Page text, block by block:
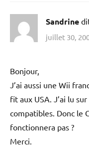
Sandrine
juillet 30,
Bonjour,
J’ai aussi une Wii
fit aux USA. J’ai lu
compatibles. Donc le
fonctionnera pas ?
Merci.